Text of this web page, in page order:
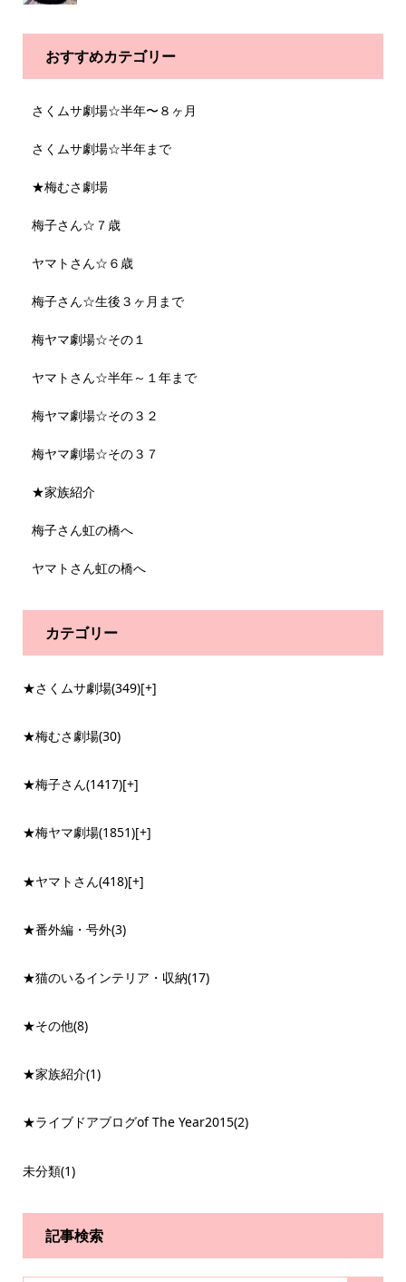
おすすめカテゴリー
さくムサ劇場☆半年〜８ヶ月
さくムサ劇場☆半年まで
★梅むさ劇場
梅子さん☆７歳
ヤマトさん☆６歳
梅子さん☆生後３ヶ月まで
梅ヤマ劇場☆その１
ヤマトさん☆半年～１年まで
梅ヤマ劇場☆その３２
梅ヤマ劇場☆その３７
★家族紹介
梅子さん虹の橋へ
ヤマトさん虹の橋へ
カテゴリー
★さくムサ劇場(349)[+]
★梅むさ劇場(30)
★梅子さん(1417)[+]
★梅ヤマ劇場(1851)[+]
★ヤマトさん(418)[+]
★番外編・号外(3)
★猫のいるインテリア・収納(17)
★その他(8)
★家族紹介(1)
★ライブドアブログof The Year2015(2)
未分類(1)
記事検索